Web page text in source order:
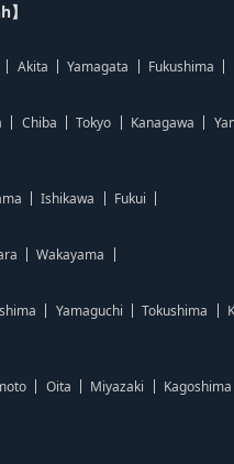
Akita Yamagata
Fukushima
Chiba Tokyo Kanagawa
Ishikawa
Fukui
Wakayama
Yamaguchi Tokushima
Oita Miyazaki
Kagoshima